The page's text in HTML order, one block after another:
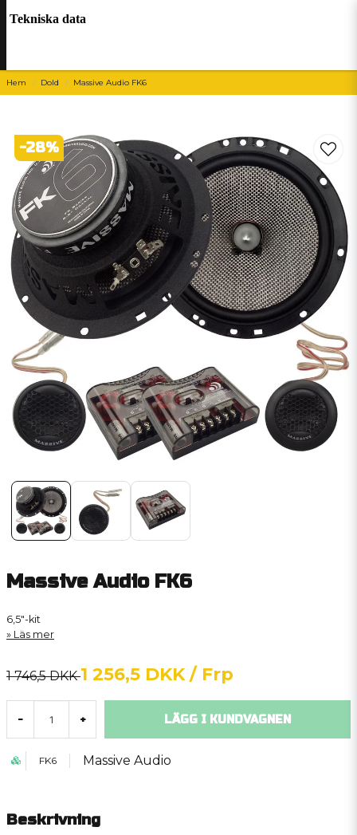
Hem Dold Massive Audio FK6
-28%
Massive Audio FK6
6,5"-kit
Läs mer
1 746,5 DKK1 256,5 DKK / Frp
- + LÄGG I KUNDVAGNEN
FK6 Massive Audio
Beskrivning
Tekniska data